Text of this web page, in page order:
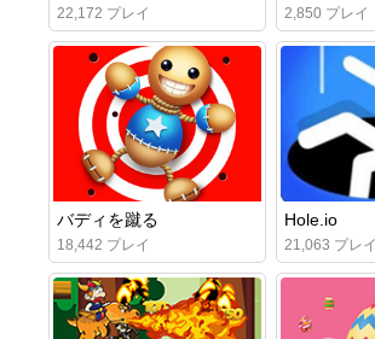
22,172 プレイ 2,850 プレイ
バディを蹴る
18,442 プレイ
Hole.io
21,063 プレイ